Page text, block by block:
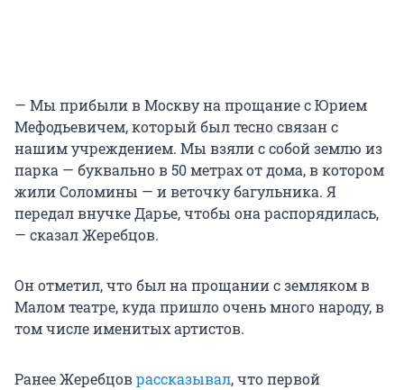
— Мы прибыли в Москву на прощание с Юрием
Мефодьевичем, который был тесно связан с
нашим учреждением. Мы взяли с собой землю из
парка — буквально в 50 метрах от дома, в котором
жили Соломины — и веточку багульника. Я
передал внучке Дарье, чтобы она распорядилась,
— сказал Жеребцов.
Он отметил, что был на прощании с земляком в
Малом театре, куда пришло очень много народу, в
том числе именитых артистов.
Ранее Жеребцоврассказывал, что первой